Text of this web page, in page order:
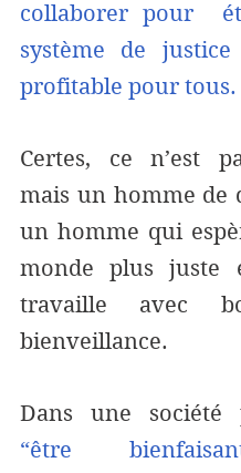
collaborer pour
système de
profitable pour tous.
Certes, ce n’est
mais un homme de
un homme qui
monde plus juste
travaille avec
bienveillance.
“être